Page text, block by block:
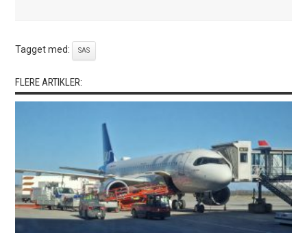
Tagget med: SAS
FLERE ARTIKLER: